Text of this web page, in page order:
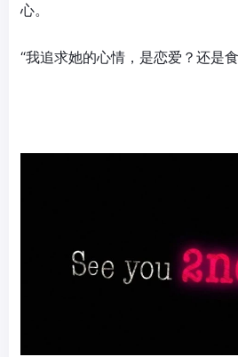
心。
“我追求她的心情，是恋爱？还是